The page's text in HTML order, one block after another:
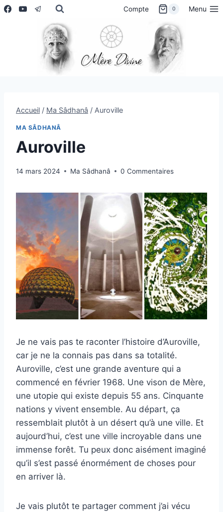
Aller
Compte 0 Menu
Accueil / Ma Sâdhanâ / Auroville
MA SÂDHANÂ
Auroville
14 mars 2024 Ma Sâdhanâ 0 Commentaires
Je ne vais pas te raconter l’histoire d’Auroville,
car je ne la connais pas dans sa totalité.
Auroville, c’est une grande aventure qui a
commencé en février 1968. Une vison de Mère,
une utopie qui existe depuis 55 ans. Cinquante
nations y vivent ensemble. Au départ, ça
ressemblait plutôt à un désert qu’à une ville. Et
aujourd’hui, c’est une ville incroyable dans une
immense forêt. Tu peux donc aisément imaginé
qu’il s’est passé énormément de choses pour
en arriver là.
Je vais plutôt te partager comment j’ai vécu